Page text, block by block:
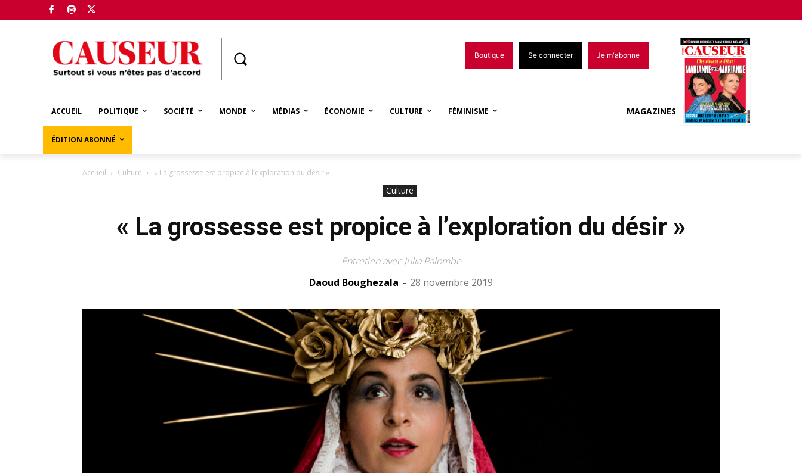
Boutique Se connecter Je m'abonne
ACCUEIL POLITIQUE SOCIÉTÉ MONDE MÉDIAS ÉCONOMIE CULTURE FÉMINISME
ÉDITION ABONNÉ
MAGAZINES
Accueil Culture « La grossesse est propice à l’exploration du désir »
Culture
« La grossesse est propice à l’exploration du désir »
Entretien avec Julia Palombe
Daoud Boughezala - 28 novembre 2019